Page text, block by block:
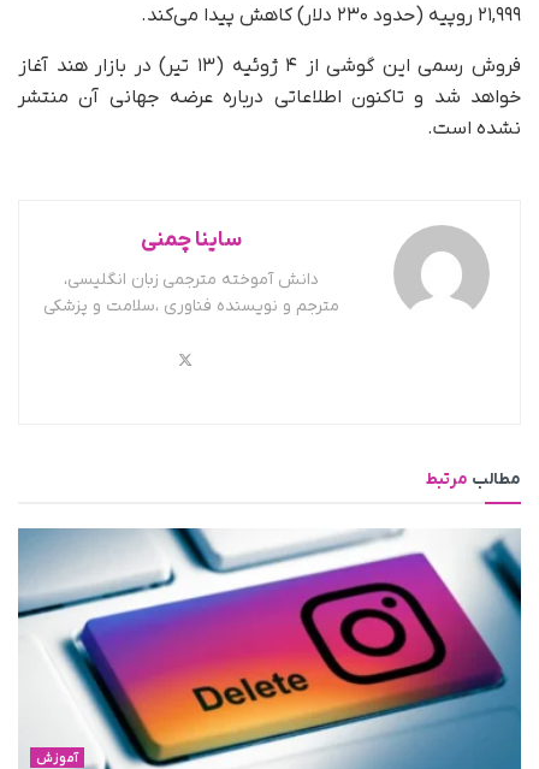
۲۱,۹۹۹ روپیه (حدود ۲۳۰ دلار) کاهش پیدا می‌کند.
فروش رسمی این گوشی از ۴ ژوئیه (۱۳ تیر) در بازار هند آغاز
خواهد شد و تاکنون اطلاعاتی درباره عرضه جهانی آن منتشر
نشده است.
ساینا چمنی
دانش آموخته مترجمی زبان انگلیسی،
مترجم و نویسنده فناوری ،سلامت و پزشکی
مطالب مرتبط
آموزش